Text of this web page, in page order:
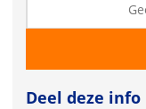
Deel deze info